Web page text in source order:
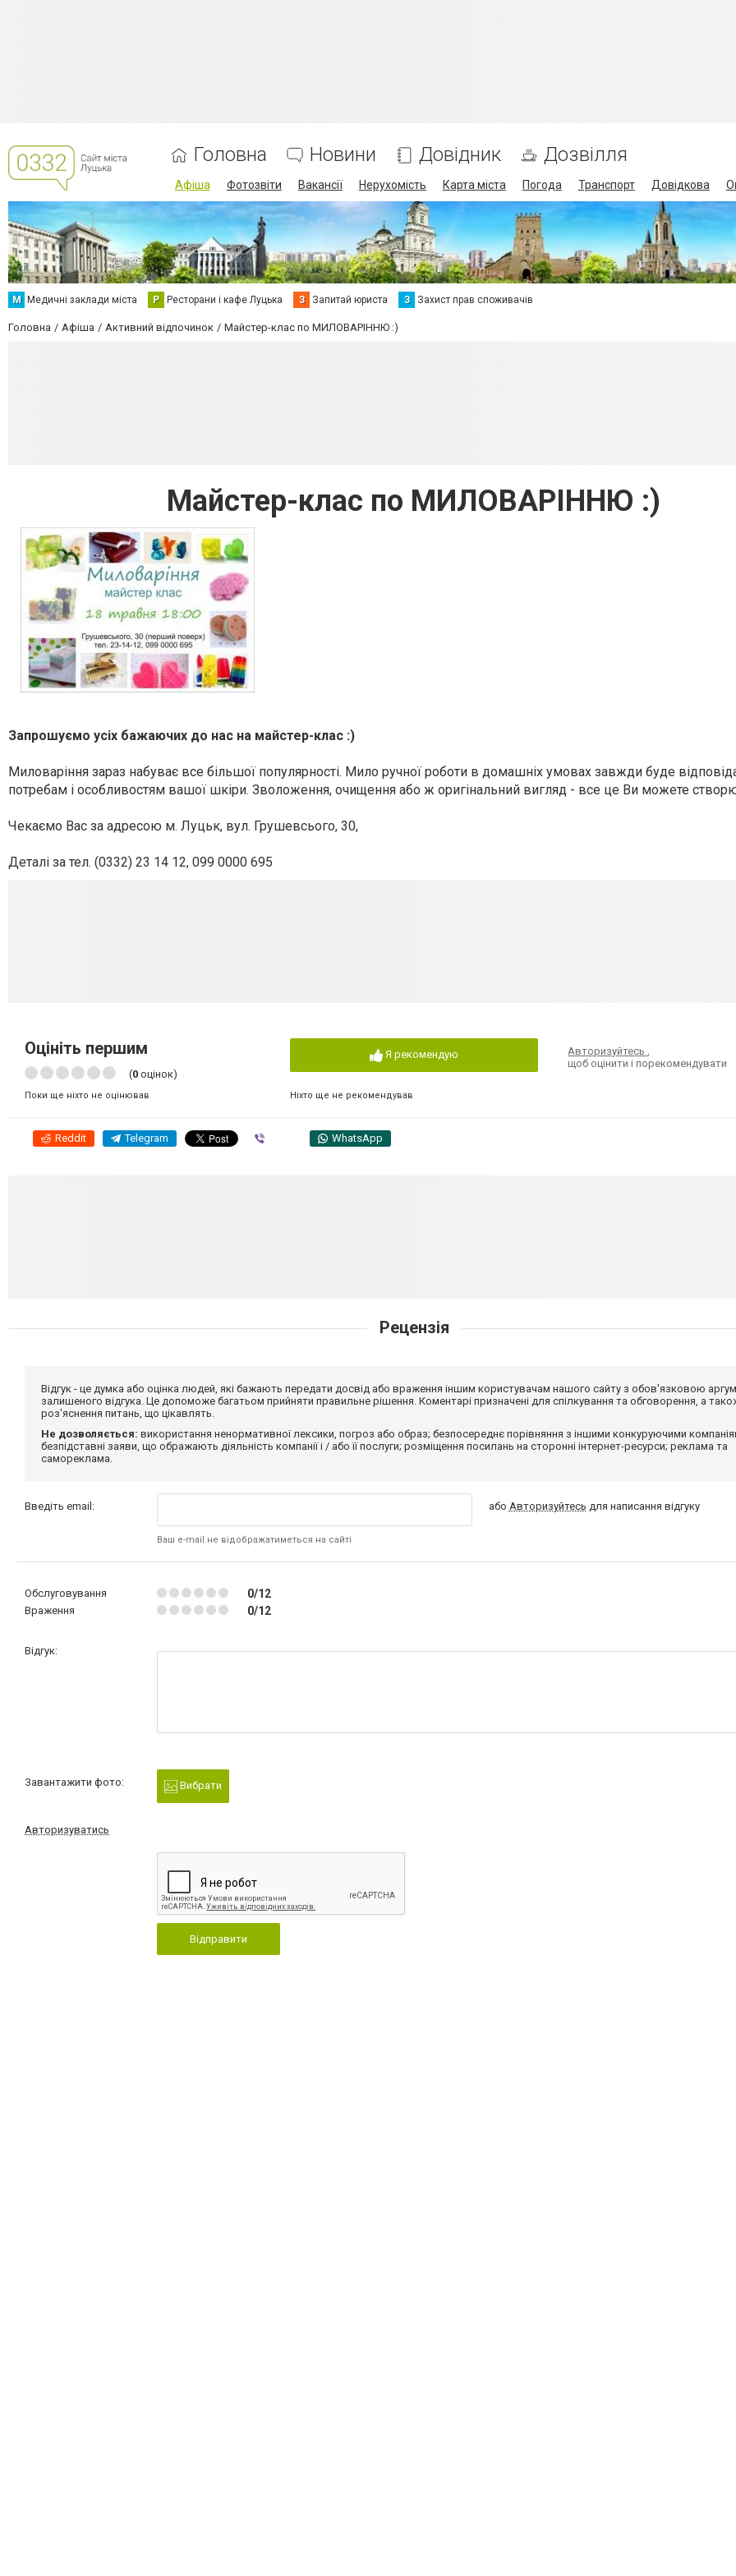
Головна Новини Довідник Дозвілля
Афіша Фотозвіти Вакансії Нерухомість Карта міста Погода Транспорт Довідкова
М Медичні заклади міста Р Ресторани і кафе Луцька З Запитай юриста З Захист прав споживачів
Головна Афіша Активний відпочинок Майстер-клас по МИЛОВАРІННЮ :)
Майстер-клас по МИЛОВАРІННЮ :)
Запрошуємо усіх бажаючих до нас на майстер-клас :)
Миловаріння зараз набуває все більшої популярності. Мило ручної роботи в домашніх умовах завжди буде
потребам і особливостям вашої шкіри. Зволоження, очищення або ж оригінальний вигляд - все це Ви можете
Чекаємо Вас за адресою м. Луцьк, вул. Грушевсього, 30,
Деталі за тел. (0332) 23 14 12, 099 0000 695
Оцініть першим
(0 оцінок)
Поки ще ніхто не оцінював
Я рекомендую
Ніхто ще не рекомендував
Авторизуйтесь,
щоб оцінити і порекомендувати
Reddit Telegram WhatsApp
Рецензія
Відгук - це думка або оцінка людей, які бажають передати досвід або враження іншим користувачам нашого сайту з обов'язковою
залишеного відгука. Це допоможе багатьом прийняти правильне рішення. Коментарі призначені для спілкування та обговорення, а
роз'яснення питань, що цікавлять.
Не дозволяється: використання ненормативної лексики, погроз або образ; безпосереднє порівняння з іншими конкуруючими
безпідставні заяви, що ображають діяльність компанії і / або її послуги; розміщення посилань на сторонні інтернет-ресурси; реклама та
самореклама.
Введіть email:
Ваш e-mail не відображатиметься на сайті
або Авторизуйтесь для написання відгуку
Обслуговування 0/12
Враження 0/12
Відгук:
Завантажити фото: Вибрати
Авторизуватись
Відправити